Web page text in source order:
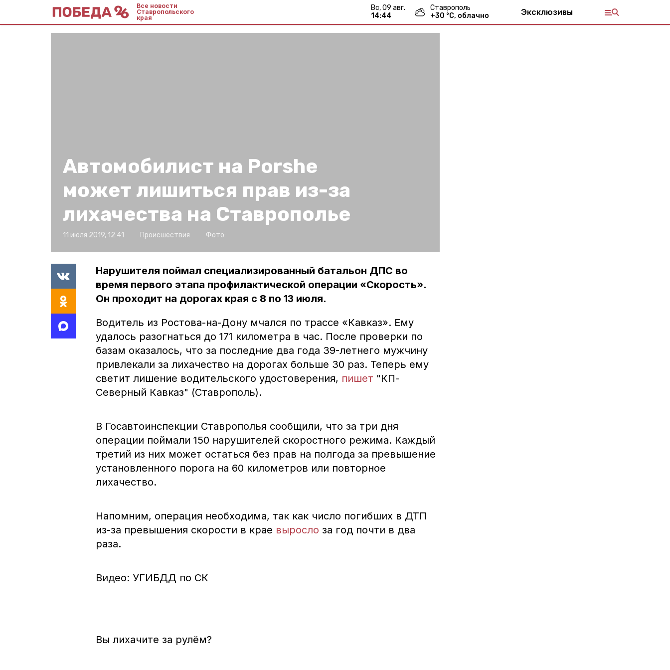
Все новости
Ставропольского
края
вс, 09 авг.
14:44
Ставрополь
+30 °С, облачно Эксклюзивы
Автомобилист на Porshe
может лишиться прав из-за
лихачества на Ставрополье
11 июля 2019, 12:41 Происшествия Фото:
Нарушителя поймал специализированный батальон ДПС во
время первого этапа профилактической операции «Скорость».
Он проходит на дорогах края с 8 по 13 июля.
Водитель из Ростова-на-Дону мчался по трассе «Кавказ». Ему
удалось разогнаться до 171 километра в час. После проверки по
базам оказалось, что за последние два года 39-летнего мужчину
привлекали за лихачество на дорогах больше 30 раз. Теперь ему
светит лишение водительского удостоверения, пишет "КП-
Северный Кавказ" (Ставрополь).
В Госавтоинспекции Ставрополья сообщили, что за три дня
операции поймали 150 нарушителей скоростного режима. Каждый
третий из них может остаться без прав на полгода за превышение
установленного порога на 60 километров или повторное
лихачество.
Напомним, операция необходима, так как число погибших в ДТП
из-за превышения скорости в крае выросло за год почти в два
раза.
Видео: УГИБДД по СК